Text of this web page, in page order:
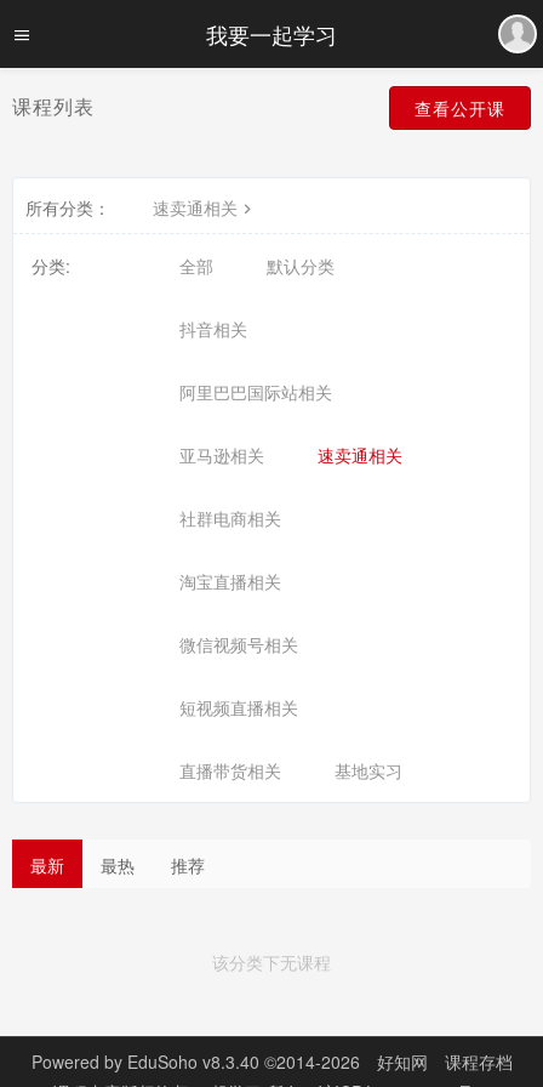
我要一起学习
课程列表 查看公开课
所有分类： 速卖通相关
分类: 全部 默认分类
抖音相关
阿里巴巴国际站相关
亚马逊相关 速卖通相关
社群电商相关
淘宝直播相关
微信视频号相关
短视频直播相关
直播带货相关 基地实习
最新 最热 推荐
该分类下无课程
Powered by EduSoho v8.3.40 ©2014-2026 好知网
课程存档